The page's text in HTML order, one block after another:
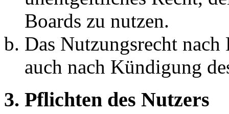
Boards zu nutzen.
Das Nutzungsrecht
auch nach Kündigung
3. Pflichten des Nutzers